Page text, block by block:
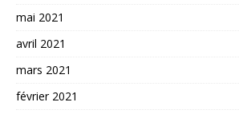
mai 2021
avril 2021
mars 2021
février 2021